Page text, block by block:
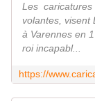
Les
volantes, visent
à Varennes en
roi incapabl...